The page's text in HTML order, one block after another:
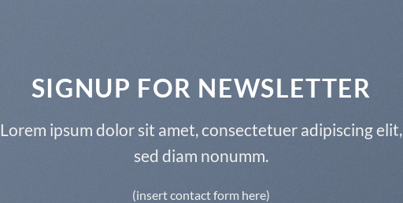
SIGNUP FOR NEWSLETTER
Lorem ipsum dolor sit amet, consectetuer adipiscing elit,
sed diam nonumm.
(insert contact form here)